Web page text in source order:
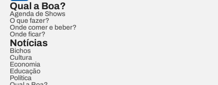
Qual a Boa?
Agenda de Shows
O que fazer?
Onde comer e beber?
Onde ficar?
Notícias
Bichos
Cultura
Economia
Educação
Política